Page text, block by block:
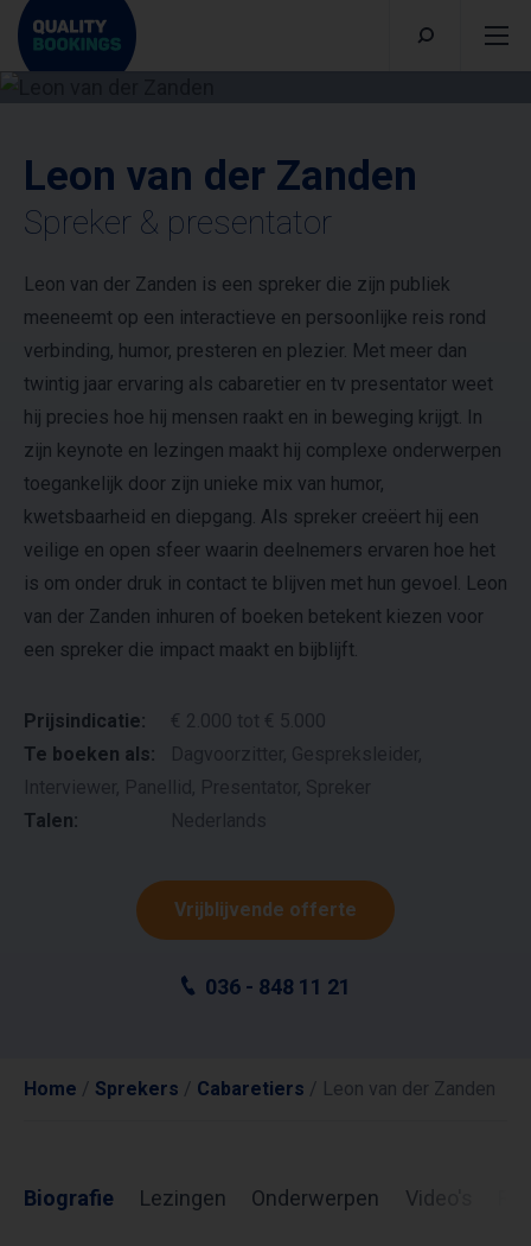
Leon van der Zanden
Spreker & presentator
Leon van der Zanden is een spreker die zijn publiek
meeneemt op een interactieve en persoonlijke reis rond
verbinding, humor, presteren en plezier. Met meer dan
twintig jaar ervaring als cabaretier en tv presentator weet
hij precies hoe hij mensen raakt en in beweging krijgt. In
zijn keynote en lezingen maakt hij complexe onderwerpen
toegankelijk door zijn unieke mix van humor,
kwetsbaarheid en diepgang. Als spreker creëert hij een
veilige en open sfeer waarin deelnemers ervaren hoe het
is om onder druk in contact te blijven met hun gevoel. Leon
van der Zanden inhuren of boeken betekent kiezen voor
een spreker die impact maakt en bijblijft.
Prijsindicatie:
€ 2.000 tot € 5.000
Te boeken als:
Talen:
Vrijblijvende offerte
036 - 848 11 21
Home / Sprekers / Cabaretiers / Leon van der Zanden
Biografie Lezingen Onderwerpen Video's